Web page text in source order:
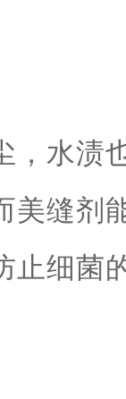
，水渍
美缝剂
止细菌